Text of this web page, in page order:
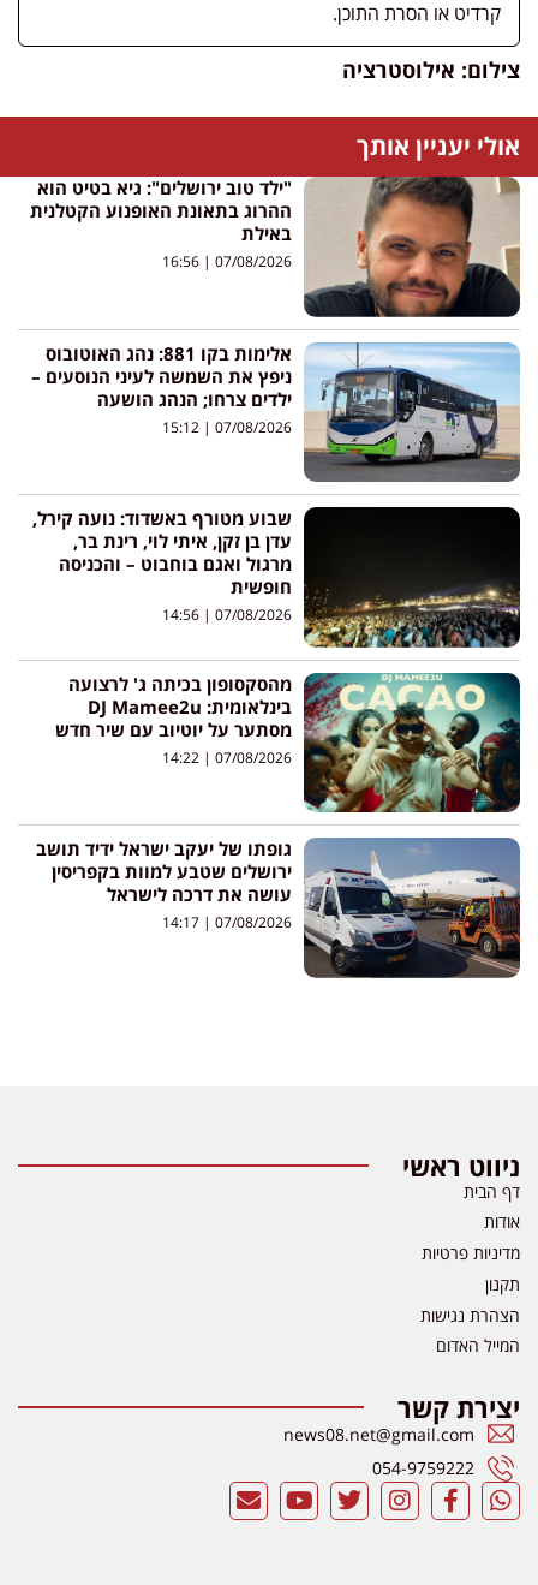
קרדיט או הסרת התוכן.
צילום: אילוסטרציה
אולי יעניין אותך
"ילד טוב ירושלים": גיא בטיט הוא
ההרוג בתאונת האופנוע הקטלנית
באילת
07/08/2026
אלימות בקו 881: נהג האוטובוס
ניפץ את השמשה לעיני הנוסעים –
ילדים צרחו; הנהג הושעה
07/08/2026
שבוע מטורף באשדוד: נועה קירל,
עדן בן זקן, איתי לוי, רינת בר,
מרגול ואגם בוחבוט – והכניסה
חופשית
07/08/2026
מהסקסופון בכיתה ג' לרצועה
בינלאומית: DJ Mamee2u
מסתער על יוטיוב עם שיר חדש
07/08/2026
גופתו של יעקב ישראל ידיד תושב
ירושלים שטבע למוות בקפריסין
עושה את דרכה לישראל
07/08/2026
ניווט ראשי
דף הבית
אודות
מדיניות פרטיות
תקנון
הצהרת נגישות
המייל האדום
יצירת קשר
news08.net@gmail.com
054-9759222